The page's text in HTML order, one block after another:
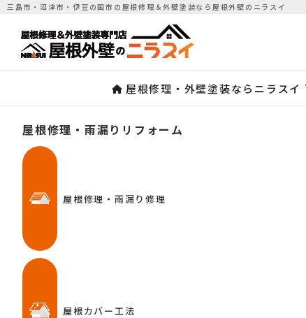
三島市・沼津市・伊豆の国市の屋根修理＆外壁塗装なら屋根外壁のニラスイ
屋根修理・外壁塗装ならニラスイ
屋根修理・雨漏りリフォーム
屋根修理・雨漏り修理
屋根カバー工法